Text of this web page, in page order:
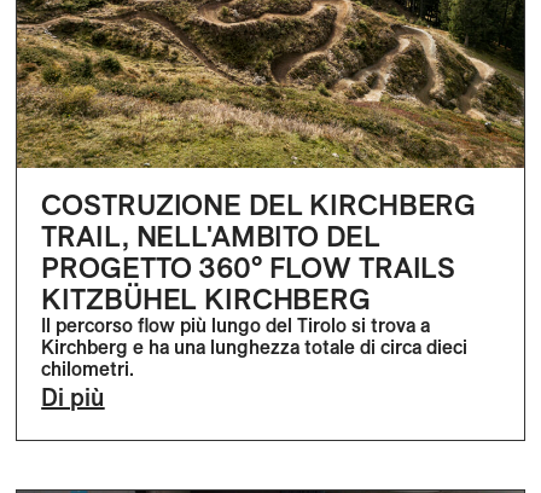
COSTRUZIONE DEL KIRCHBERG
TRAIL, NELL'AMBITO DEL
PROGETTO 360° FLOW TRAILS
KITZBÜHEL KIRCHBERG
Il percorso flow più lungo del Tirolo si trova a
Kirchberg e ha una lunghezza totale di circa dieci
chilometri.
Di più